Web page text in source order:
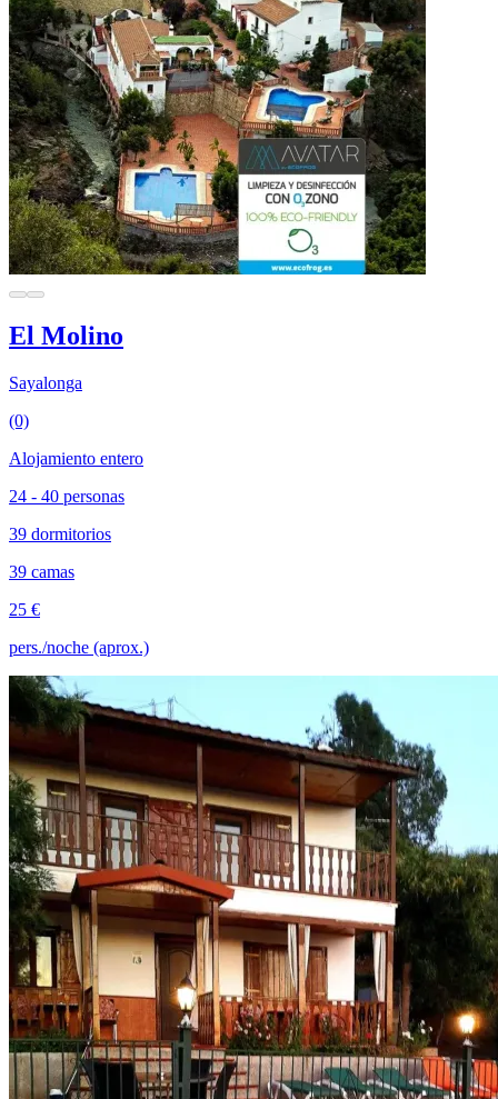
El Molino
Sayalonga
(0)
Alojamiento entero
24 - 40 personas
39 dormitorios
39 camas
25 €
pers./noche (aprox.)